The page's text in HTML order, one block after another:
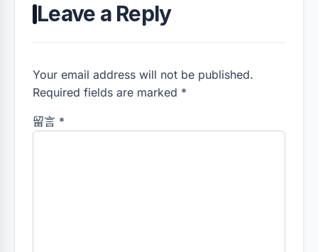
Leave a Reply
Your email address will not be published.
Required fields are marked *
留言 *